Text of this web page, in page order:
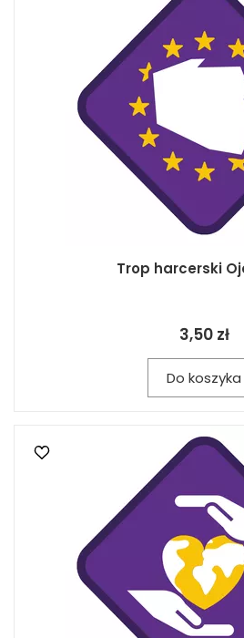
Trop harcerski
3,50 zł
Do koszyka